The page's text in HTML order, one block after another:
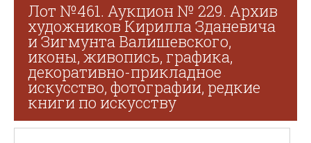
Лот №461. Аукцион № 229. Архив
художников Кирилла Зданевича
и Зигмунта Валишевского,
иконы, живопись, графика,
декоративно-прикладное
искусство, фотографии, редкие
книги по искусству